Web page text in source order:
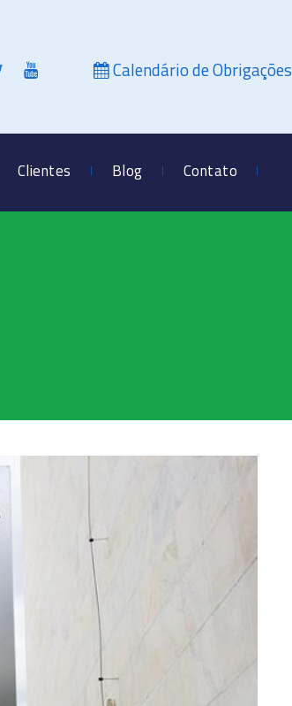
Calendário de Obrigações
Clientes Blog Contato